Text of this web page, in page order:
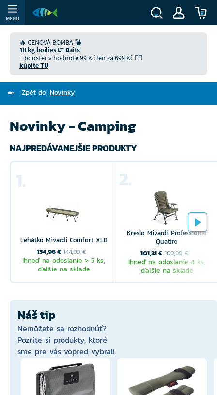
MENU
🔥 CENOVÁ BOMBA 💣
10 kg boilies LT Baits
+ booster v hodnote 99 Kč len za 699 Kč 👉🏻
kúpite TU
Zpět do: Novinky
Novinky - Camping
NAJPREDÁVANEJŠIE PRODUKTY
1.
Lehátko Mivardi Comfort XL8
134,96 € 144,99 €
Ihneď na odoslanie > 5 ks,
ďalšie na sklade
2.
Kreslo Mivardi Professional
Quattro
101,21 € 109,99 €
Ihneď na odoslanie 4 ks,
ďalšie na sklade
Náš tip
Nemôžete sa rozhodnúť?
Pozrite si produkty, ktoré
sme pre vás vopred vybrali.